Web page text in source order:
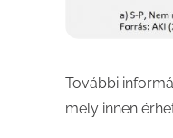
További
mely innen